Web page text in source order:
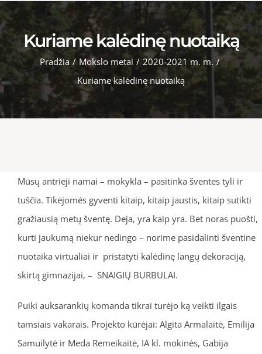
Kuriame kalėdinę nuotaiką
Pradžia / Mokslo metai / 2020-2021 m. m. /
Kuriame kalėdinę nuotaiką
Mūsų antrieji namai – mokykla – pasitinka šventes tyli ir
tuščia. Tikėjomės gyventi kitaip, kitaip jaustis, kitaip sutikti
gražiausią metų šventę. Deja, yra kaip yra. Bet noras puošti,
kurti jaukumą niekur nedingo – norime pasidalinti šventine
nuotaika virtualiai ir pristatyti kalėdinę langų dekoraciją,
skirtą gimnazijai, – SNAIGIŲ BURBULAI.
Puiki auksarankių komanda tikrai turėjo ką veikti ilgais
tamsiais vakarais. Projekto kūrėjai: Algita Armalaitė, Emilija
Samuilytė ir Meda Remeikaitė, IA kl. mokinės, Gabija